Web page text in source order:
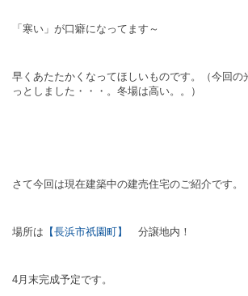
「寒い」が口癖になってます～
早くあたたかくなってほしいものです。（今回の
っとしました・・・。冬場は高い。。）
さて今回は現在建築中の建売住宅のご紹介です。
場所は 【長浜市祇園町】 分譲地内！
4月末完成予定です。